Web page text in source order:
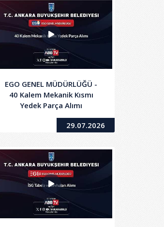
EGO GENEL MÜDÜRLÜĞÜ -
40 Kalem Mekanik Kısmı
Yedek Parça Alımı
29.07.2026